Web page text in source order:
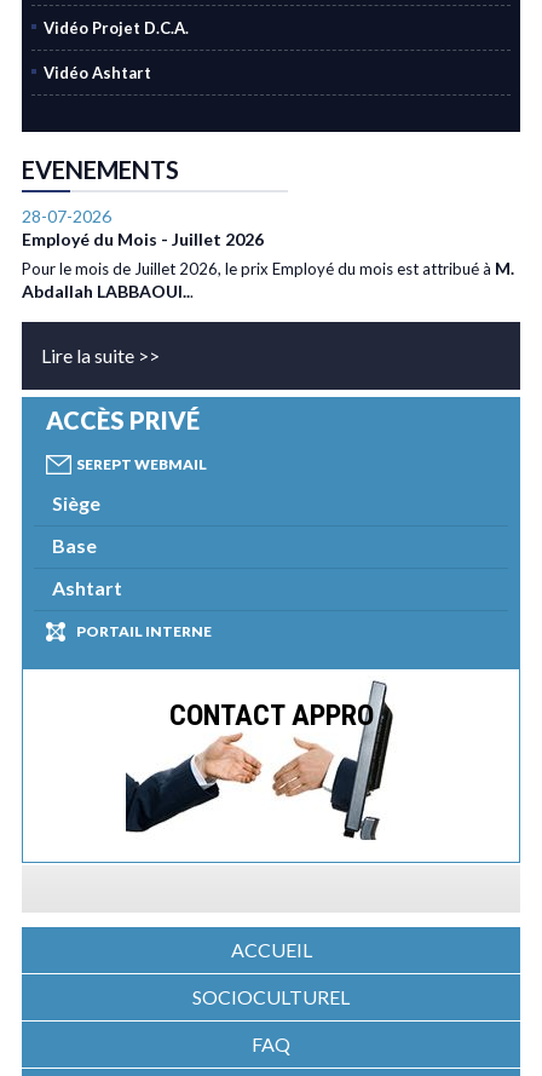
Vidéo Projet D.C.A.
Vidéo Ashtart
EVENEMENTS
28-07-2026
Employé du Mois - Juillet 2026
Pour le mois de Juillet 2026, le prix Employé du mois est attribué à M.
Abdallah LABBAOUI...
Lire la suite >>
ACCÈS PRIVÉ
SEREPT WEBMAIL
Siège
Base
Ashtart
PORTAIL INTERNE
CONTACT APPRO
ACCUEIL
SOCIOCULTUREL
FAQ